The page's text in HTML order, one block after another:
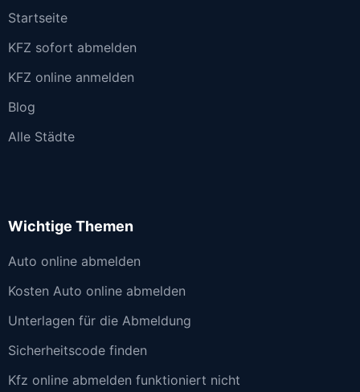
Startseite
KFZ sofort abmelden
KFZ online anmelden
Blog
Alle Städte
Wichtige Themen
Auto online abmelden
Kosten Auto online abmelden
Unterlagen für die Abmeldung
Sicherheitscode finden
Kfz online abmelden funktioniert nicht